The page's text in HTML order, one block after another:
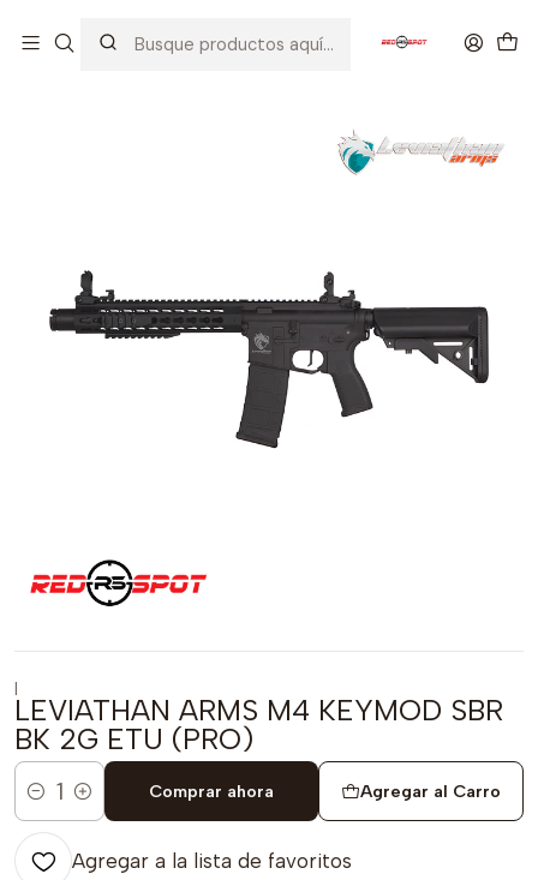
LEVIATHAN ARMS M4 KEYMOD SBR BK 2G ETU (PRO)
|
LEVIATHAN ARMS M4 KEYMOD SBR
BK 2G ETU (PRO)
Cantidad
Agregar al Carro
Comprar ahora
Agregar a la lista de favoritos